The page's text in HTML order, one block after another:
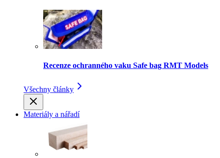
Recenze ochranného vaku Safe bag RMT Models
Všechny články
Materiály a nářadí